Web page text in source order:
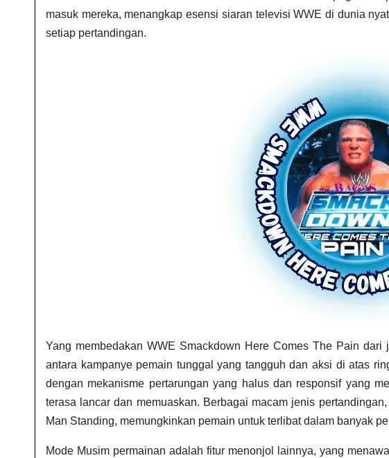
masuk mereka, menangkap esensi siaran televisi WWE di dunia
setiap pertandingan.
Yang membedakan WWE Smackdown Here Comes The Pain​
antara kampanye pemain tunggal yang tangguh dan aksi di atas
dengan mekanisme pertarungan yang halus dan responsif yang
terasa lancar dan memuaskan. Berbagai macam jenis
Man Standing, memungkinkan pemain untuk terlibat dalam banyak
Mode Musim permainan adalah fitur menonjol lainnya, yang